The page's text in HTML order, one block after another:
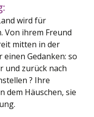
wird für
Von ihrem Freund
mitten in der
Gedanken: so
und zurück nach
? Ihre
dem Häuschen, sie